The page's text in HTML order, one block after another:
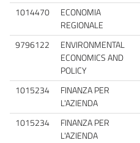
1014470
ECONOMIA
REGIONALE
9796122
ENVIRONMENTAL
ECONOMICS AND
POLICY
1015234
FINANZA PER
L'AZIENDA
1015234
FINANZA PER
L'AZIENDA